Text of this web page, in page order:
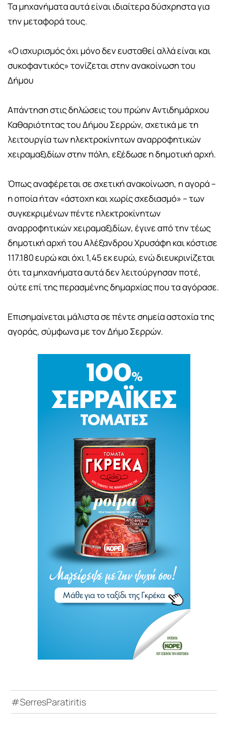
Τα μηχανήματα αυτά είναι ιδιαίτερα δύσχρηστα για
την μεταφορά τους.
«Ο ισχυρισμός όχι μόνο δεν ευσταθεί αλλά είναι και
συκοφαντικός» τονίζεται στην ανακοίνωση του
Δήμου
Απάντηση στις δηλώσεις του πρώην Αντιδημάρχου
Καθαριότητας του Δήμου Σερρών, σχετικά με τη
λειτουργία των ηλεκτροκίνητων αναρροφητικών
χειραμαξιδίων στην πόλη, εξέδωσε η δημοτική αρχή.
Όπως αναφέρεται σε σχετική ανακοίνωση, η αγορά –
η οποία ήταν «άστοχη και χωρίς σχεδιασμό» – των
συγκεκριμένων πέντε ηλεκτροκίνητων
αναρροφητικών χειραμαξιδίων, έγινε από την τέως
δημοτική αρχή του Αλέξανδρου Χρυσάφη και κόστισε
117.180 ευρώ και όχι 1,45 εκ ευρώ, ενώ διευκρινίζεται
ότι τα μηχανήματα αυτά δεν λειτούργησαν ποτέ,
ούτε επί της περασμένης δημαρχίας που τα αγόρασε.
Επισημαίνεται μάλιστα σε πέντε σημεία αστοχία της
αγοράς, σύμφωνα με τον Δήμο Σερρών.
#SerresParatiritis